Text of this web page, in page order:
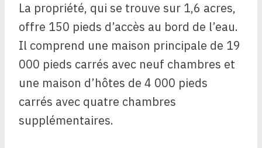
La propriété, qui se trouve sur 1,6 acres,
offre 150 pieds d’accès au bord de l’eau.
Il comprend une maison principale de 19
000 pieds carrés avec neuf chambres et
une maison d’hôtes de 4 000 pieds
carrés avec quatre chambres
supplémentaires.